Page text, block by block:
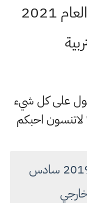
المواضيع المطلوبة هذا العام 2021
على كل شيء
احبكم
اسئلة رياضيات تمهيدي 2019 سادس